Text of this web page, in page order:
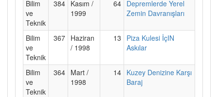
Bilim
ve
Teknik
384 Kasım /
1999
64 Depremlerde Yerel
Zemin Davranışları
Bilim
ve
Teknik
367 Haziran
/ 1998
13
Piza Kulesi İçIN
Askılar
Bilim
ve
Teknik
364 Mart /
1998
14 Kuzey Denizine Karşı
Baraj